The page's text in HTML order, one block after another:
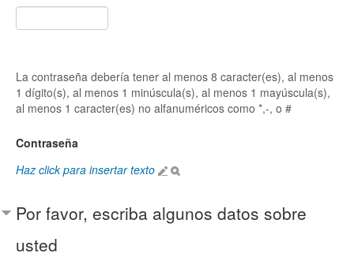
La contraseña debería tener al menos 8 caracter(es), al menos
1 dígito(s), al menos 1 minúscula(s), al menos 1 mayúscula(s),
al menos 1 caracter(es) no alfanuméricos como *,-, o #
Contraseña
Haz click para insertar texto
Por favor, escriba algunos datos sobre
usted